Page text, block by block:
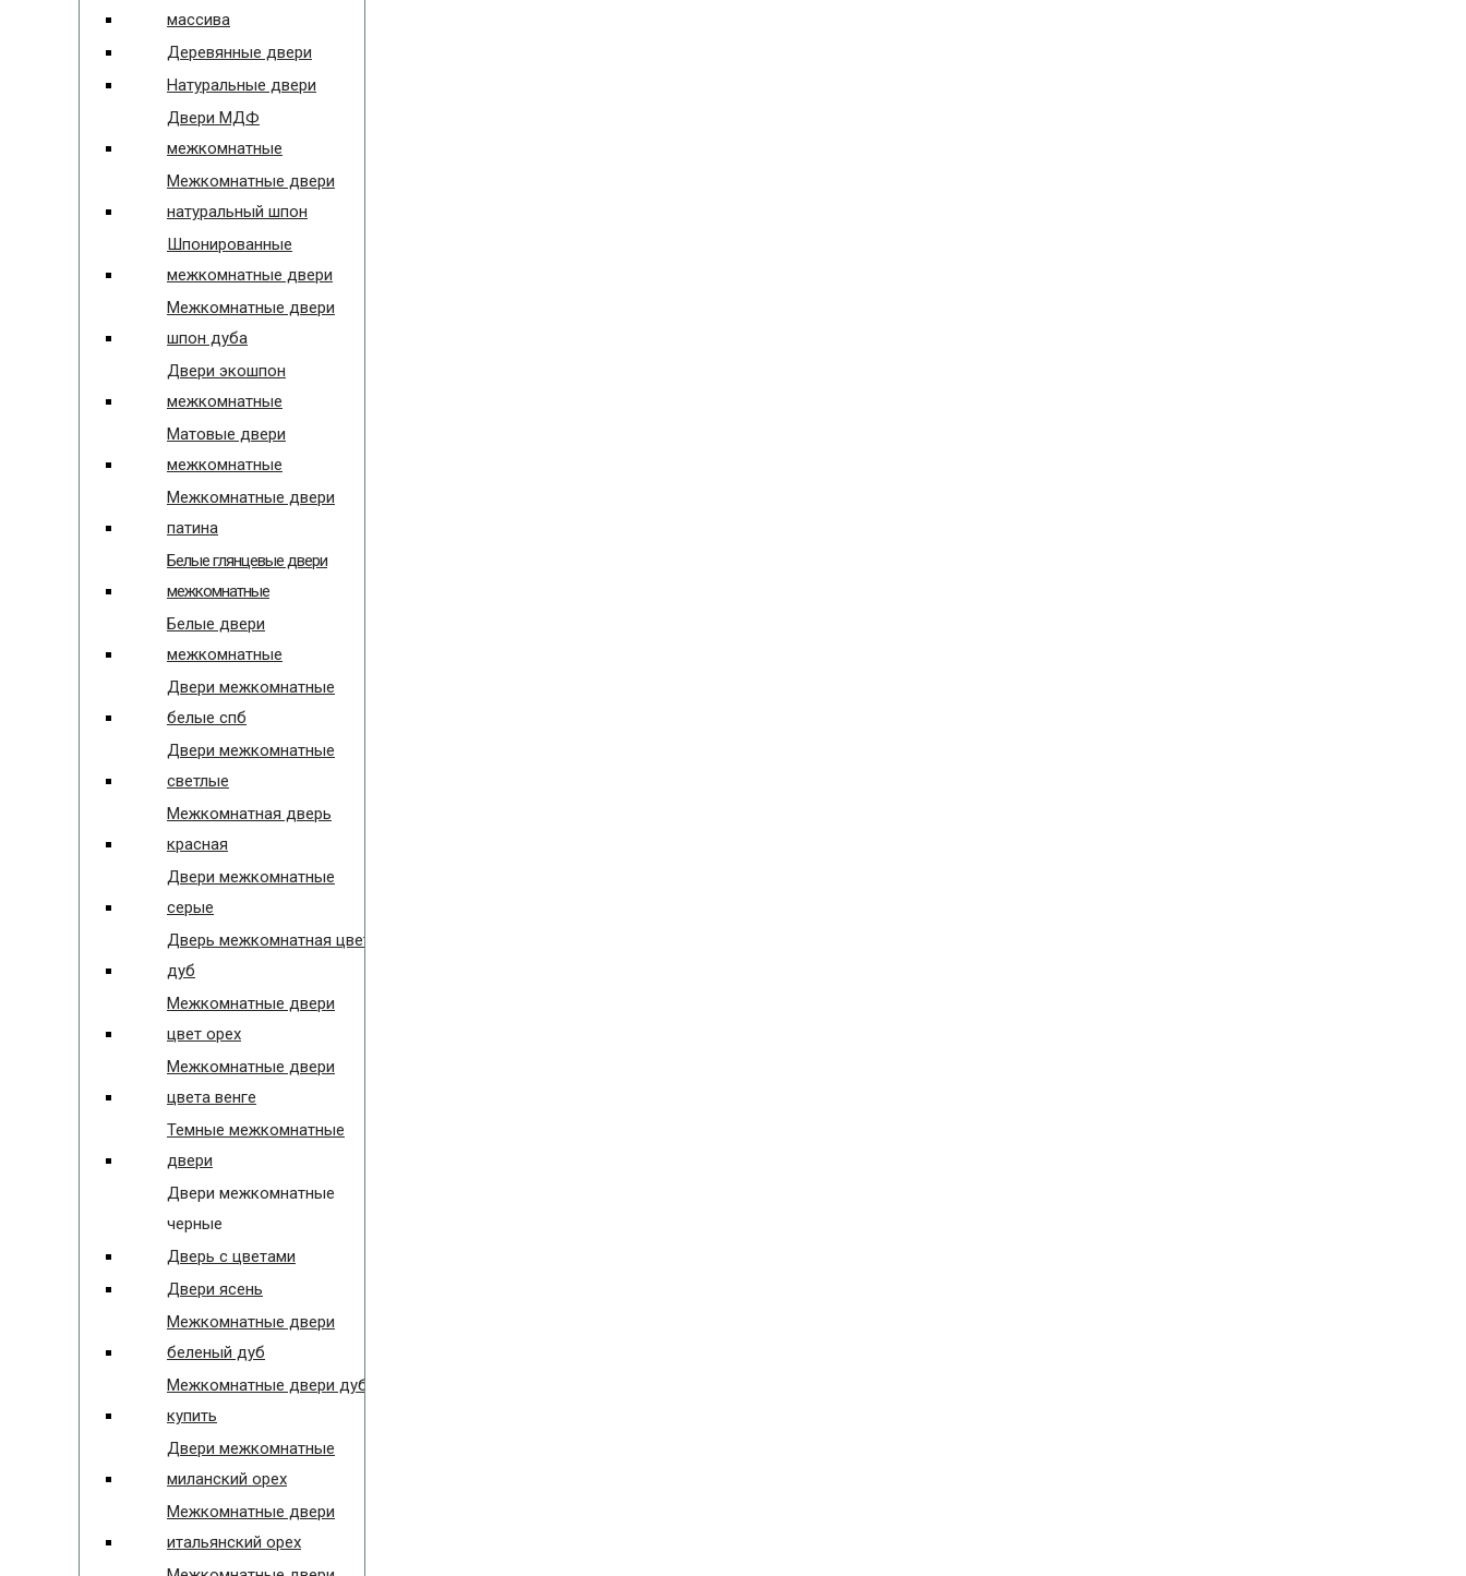
массива
Деревянные двери
Натуральные двери
Двери МДФ
межкомнатные
Межкомнатные двери
натуральный шпон
Шпонированные
межкомнатные двери
Межкомнатные двери
шпон дуба
Двери экошпон
межкомнатные
Матовые двери
межкомнатные
Межкомнатные двери
патина
Белые глянцевые двери
межкомнатные
Белые двери
межкомнатные
Двери межкомнатные
белые спб
Двери межкомнатные
светлые
Межкомнатная дверь
красная
Двери межкомнатные
серые
Дверь межкомнатная цвет
дуб
Межкомнатные двери
цвет орех
Межкомнатные двери
цвета венге
Темные межкомнатные
двери
Двери межкомнатные
черные
Дверь с цветами
Двери ясень
Межкомнатные двери
беленый дуб
Межкомнатные двери дуб
купить
Двери межкомнатные
миланский орех
Межкомнатные двери
итальянский орех